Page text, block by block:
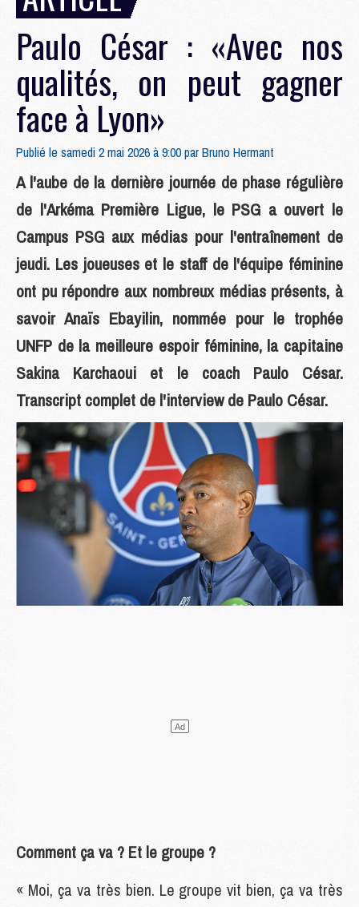
Paulo César : «Avec nos
qualités, on peut gagner
face à Lyon»
Publié le samedi 2 mai 2026 à 9:00 parBruno Hermant
A l'aube de la dernière journée de phase régulière
de l'Arkéma Première Ligue, le PSG a ouvert le
Campus PSG aux médias pour l'entraînement de
jeudi. Les joueuses et le staff de l'équipe féminine
ont pu répondre aux nombreux médias présents, à
savoir Anaïs Ebayilin, nommée pour le trophée
UNFP de la meilleure espoir féminine, la capitaine
Sakina Karchaoui et le coach Paulo César.
Transcript complet de l'interview de Paulo César.
Comment ça va ? Et le groupe ?
« Moi, ça va très bien. Le groupe vit bien, ça va très